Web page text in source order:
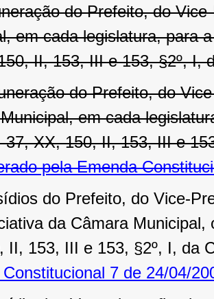
do Prefeito, do
em cada legislatura, para
II, 153, III e 153, §2º, I,
do Prefeito, do
em cada
37, XX, 150, II, 153, III e
pela Emenda
do Prefeito, do Vice-
da Câmara
II, 153, III e 153, §2º, I, da
7 de 24/04/